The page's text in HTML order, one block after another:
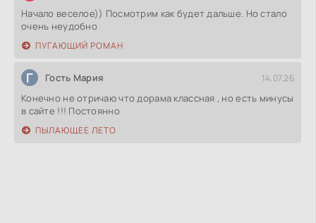
Начало веселое)) Посмотрим как будет дальше. Но стало
очень неудобно
ПУГАЮЩИЙ РОМАН
Г Гость Мария 14.07.26
Конечно не отричаю что дорама классная , но есть минусы
в сайте !!! Постоянно
ПЫЛАЮЩЕЕ ЛЕТО